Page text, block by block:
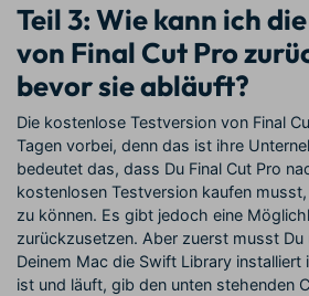
Teil 3: Wie kann ich
von Final Cut Pro
bevor sie abläuft?
Die kostenlose Testversion von Final
Tagen vorbei, denn das ist ihre
bedeutet das, dass Du Final Cut Pro
kostenlosen Testversion kaufen
zu können. Es gibt jedoch eine
zurückzusetzen. Aber zuerst musst
Deinem Mac die Swift Library installiert
ist und läuft, gib den unten stehenden